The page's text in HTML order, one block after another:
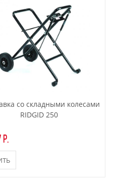
со складными колесами
RIDGID 250
р.